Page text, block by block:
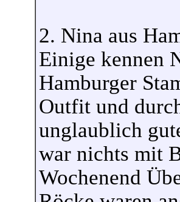
2. Nina aus
Einige kennen
Hamburger
Outfit und
unglaublich
war nichts mit
Wochenend